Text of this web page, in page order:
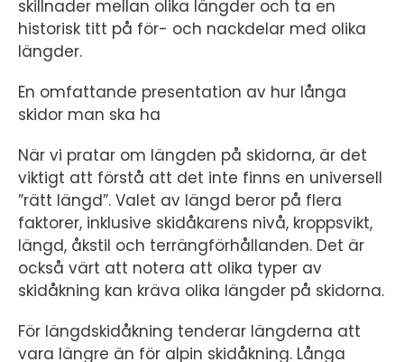
skillnader mellan olika längder och ta en
historisk titt på för- och nackdelar med olika
längder.
En omfattande presentation av hur långa
skidor man ska ha
När vi pratar om längden på skidorna, är det
viktigt att förstå att det inte finns en universell
”rätt längd”. Valet av längd beror på flera
faktorer, inklusive skidåkarens nivå, kroppsvikt,
längd, åkstil och terrängförhållanden. Det är
också värt att notera att olika typer av
skidåkning kan kräva olika längder på skidorna.
För längdskidåkning tenderar längderna att
vara längre än för alpin skidåkning. Långa